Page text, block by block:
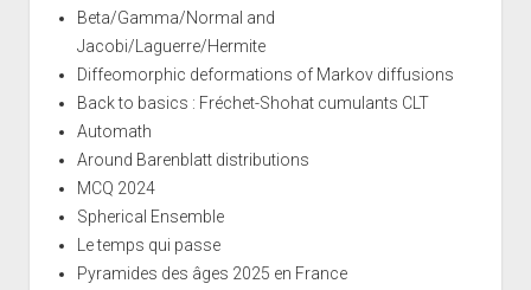
Beta/Gamma/Normal and
Jacobi/Laguerre/Hermite
Diffeomorphic deformations of Markov diffusions
Back to basics : Fréchet-Shohat cumulants CLT
Automath
Around Barenblatt distributions
MCQ 2024
Spherical Ensemble
Le temps qui passe
Pyramides des âges 2025 en France